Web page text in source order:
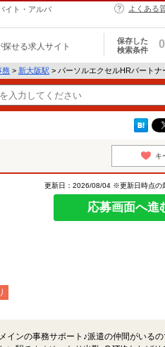
イト・アルバ
よくある
探せる求人サイト
保存した
検索条件
0
務 > 新大阪駅 > パーソルエクセルHRパート
キ
更新日：2026/08/04 ※更新日時点の
応募画面へ進
インの事務サポート♪派遣の仲間がいる